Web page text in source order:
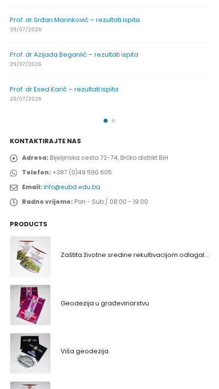
Prof. dr Srđan Marinković – rezultati ispita
29/07/2026
Prof. dr Azijada Beganlić – rezultati ispita
29/07/2026
Prof. dr Esed Karić – rezultati ispita
25/07/2026
KONTAKTIRAJTE NAS
Adresa: Bijeljinska cesta 72-74, Brčko distrikt BiH
Telefon: +387 (0)49 590 605
Email:info@eubd.edu.ba
Radno vrijeme: Pon - Sub / 08:00 - 19:00
PRODUCTS
Zaštita životne sredine rekultivacijom odlagališta
Geodezija u građevinarstvu
Viša geodezija